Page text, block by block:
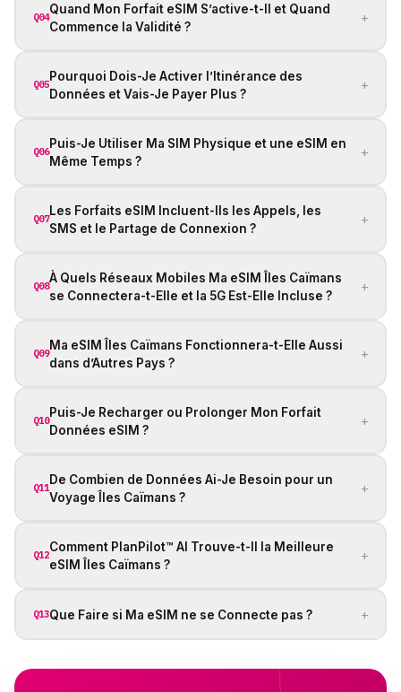
Q04
Quand Mon Forfait eSIM S’active-t-Il et Quand
Commence la Validité ?
+
Q05
Pourquoi Dois-Je Activer l’Itinérance des
Données et Vais-Je Payer Plus ?
+
Q06
Puis-Je Utiliser Ma SIM Physique et une eSIM en
Même Temps ?
+
Q07
Les Forfaits eSIM Incluent-Ils les Appels, les
SMS et le Partage de Connexion ?
+
Q08
À Quels Réseaux Mobiles Ma eSIM Îles Caïmans
se Connectera-t-Elle et la 5G Est-Elle Incluse ?
+
Q09
Ma eSIM Îles Caïmans Fonctionnera-t-Elle Aussi
dans d’Autres Pays ?
+
Q10
Puis-Je Recharger ou Prolonger Mon Forfait
Données eSIM ?
+
Q11
De Combien de Données Ai-Je Besoin pour un
Voyage Îles Caïmans ?
+
Q12
Comment PlanPilot™ AI Trouve-t-Il la Meilleure
eSIM Îles Caïmans ?
+
Q13Que Faire si Ma eSIM ne se Connecte pas ? +